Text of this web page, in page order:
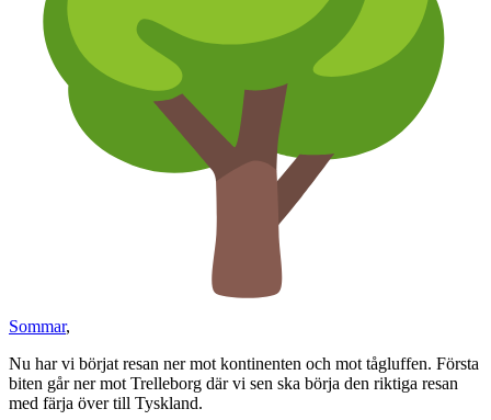
Sommar,
Nu har vi börjat resan ner mot kontinenten och mot tågluffen. Första
biten går ner mot Trelleborg där vi sen ska börja den riktiga resan
med färja över till Tyskland.